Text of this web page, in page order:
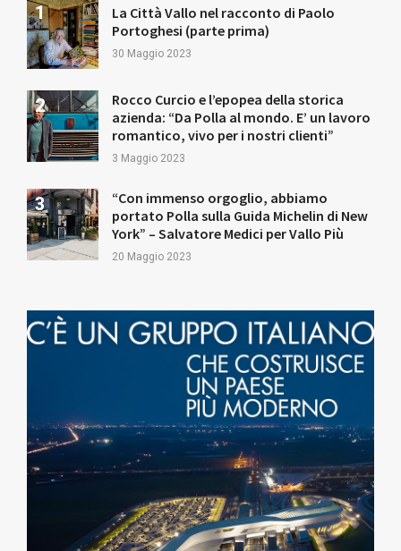
La Città Vallo nel racconto di Paolo
Portoghesi (parte prima)
30 Maggio 2023
Rocco Curcio e l’epopea della storica
azienda: “Da Polla al mondo. E’ un lavoro
romantico, vivo per i nostri clienti”
3 Maggio 2023
“Con immenso orgoglio, abbiamo
portato Polla sulla Guida Michelin di New
York” – Salvatore Medici per Vallo Più
20 Maggio 2023